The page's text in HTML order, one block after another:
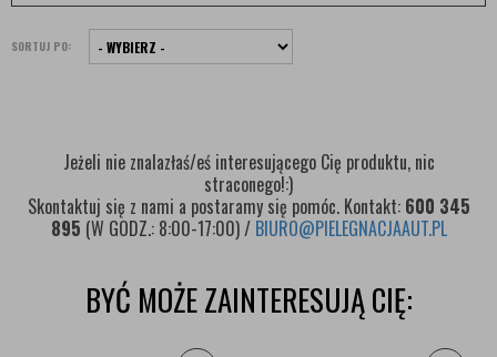
SORTUJ PO:
Jeżeli nie znalazłaś/eś interesującego Cię produktu, nic
straconego!:)
Skontaktuj się z nami a postaramy się pomóc. Kontakt: 600 345
895 (W GODZ.: 8:00-17:00) / BIURO@PIELEGNACJAAUT.PL
BYĆ MOŻE ZAINTERESUJĄ CIĘ: